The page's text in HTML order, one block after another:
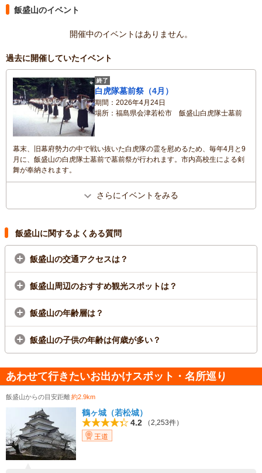
飯盛山のイベント
開催中のイベントはありません。
過去に開催していたイベント
終了
白虎隊墓前祭（4月）
期間
2026年4月24日
場所
福島県会津若松市 飯盛山白虎隊士墓前
幕末、旧幕府勢力の中で戦い抜いた白虎隊の霊を慰めるため、毎年4月と9
月に、飯盛山の白虎隊士墓前で墓前祭が行われます。市内高校生による剣
舞が奉納されます。
さらにイベントをみる
飯盛山に関するよくある質問
飯盛山の交通アクセスは？
飯盛山周辺のおすすめ観光スポットは？
飯盛山の年齢層は？
飯盛山の子供の年齢は何歳が多い？
あわせて行きたいお出かけスポット・名所巡り
飯盛山からの目安距離約2.9km
鶴ヶ城（若松城）
4.2
（2,253件）
王道